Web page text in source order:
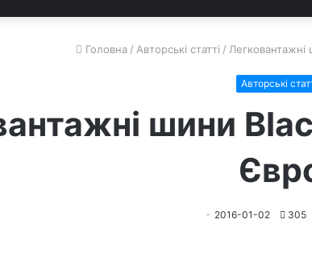
Головна / Авторські статті /
Авторські
шини
2016-01-02 305